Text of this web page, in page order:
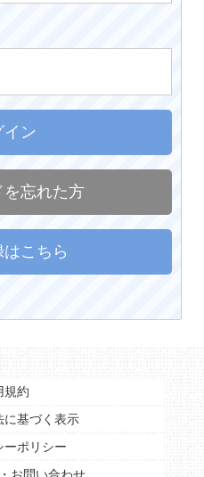
イン
忘れた方
こちら
規約
に基づく表示
ーポリシー